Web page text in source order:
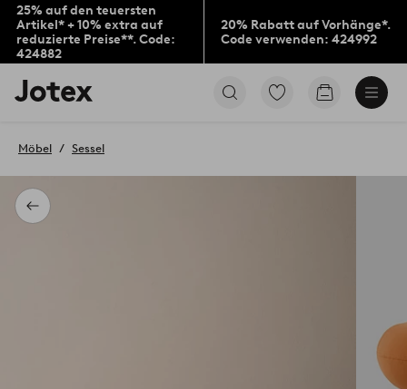
25% auf den teuersten
Artikel* + 10% extra auf
reduzierte Preise**. Code:
424882
20% Rabatt auf Vorhänge*.
Code verwenden: 424992
Jotex-
Logo
Startseite
Zu
Produkten
Zum
Zurück
Möbel Sessel